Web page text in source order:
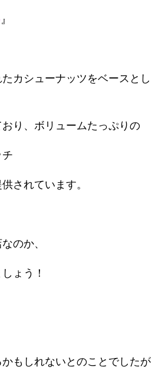
』
カシューナッツをベースとし
り、ボリュームたっぷりの
されています。
のか、
ょう！
もしれないとのことでしたが